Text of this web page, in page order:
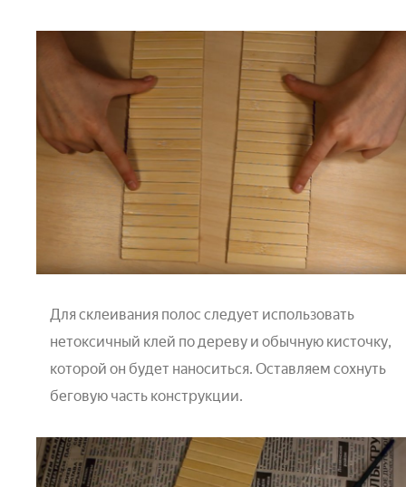
Для склеивания полос следует использовать
нетоксичный клей по дереву и обычную кисточку,
которой он будет наноситься. Оставляем сохнуть
беговую часть конструкции.